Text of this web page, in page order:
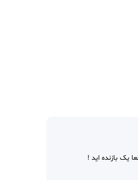
یک بازنده اید !